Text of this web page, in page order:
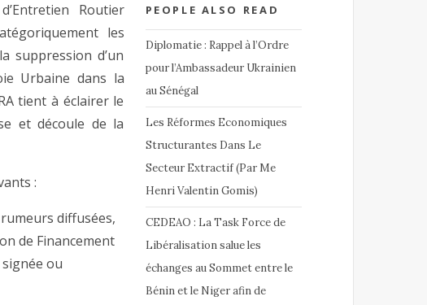
PEOPLE ALSO READ
Diplomatie : Rappel à l’Ordre
pour l’Ambassadeur Ukrainien
au Sénégal
Les Réformes Economiques
Structurantes Dans Le
Secteur Extractif (Par Me
Henri Valentin Gomis)
CEDEAO : La Task Force de
Libéralisation salue les
échanges au Sommet entre le
Bénin et le Niger afin de
Routier
les
suppression d’un
Urbaine dans la
tient à éclairer le
et découle de la
:
diffusées,
de Financement
ou